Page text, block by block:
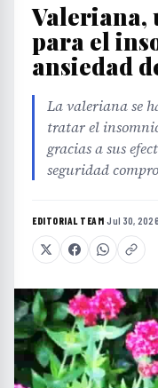
Valeriana,
para el
ansiedad
La valeriana se
tratar el
gracias a sus
seguridad
EDITORIAL TEAM·Jul 30, 2026